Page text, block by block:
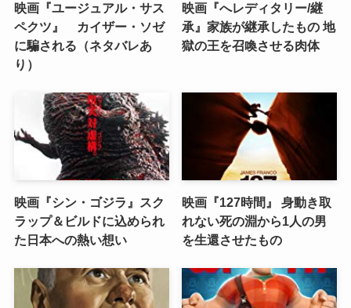
映画『ユージュアル・サス
ペクツ』 カイザー・ソゼ
に騙される（ネタバレあ
り）
映画『へレディタリー/継
承』家族が継承したもの 地
獄の王を召喚させる肉体
映画『シン・ゴジラ』スク
ラップ＆ビルドに込められ
た日本への熱い想い
映画『127時間』 身動き取
れない死の淵から1人の男
を生還させたもの